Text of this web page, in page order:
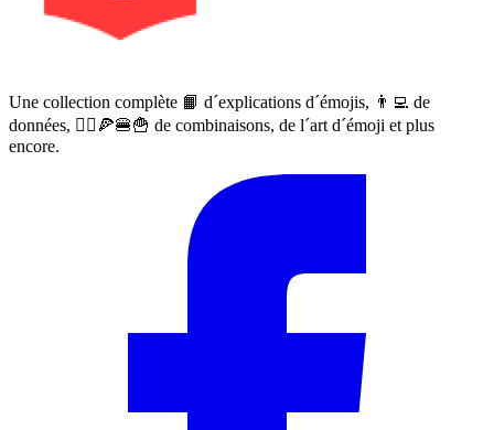
Une collection complète 📙 d´explications d´émojis, 👨‍💻 de
données, 🙅‍♀️🍕🍔🍟 de combinaisons, de l´art d´émoji et plus
encore.